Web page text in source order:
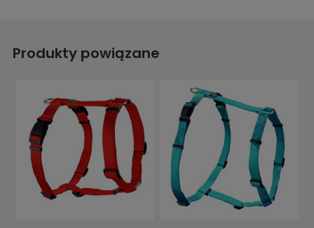
Produkty powiązane